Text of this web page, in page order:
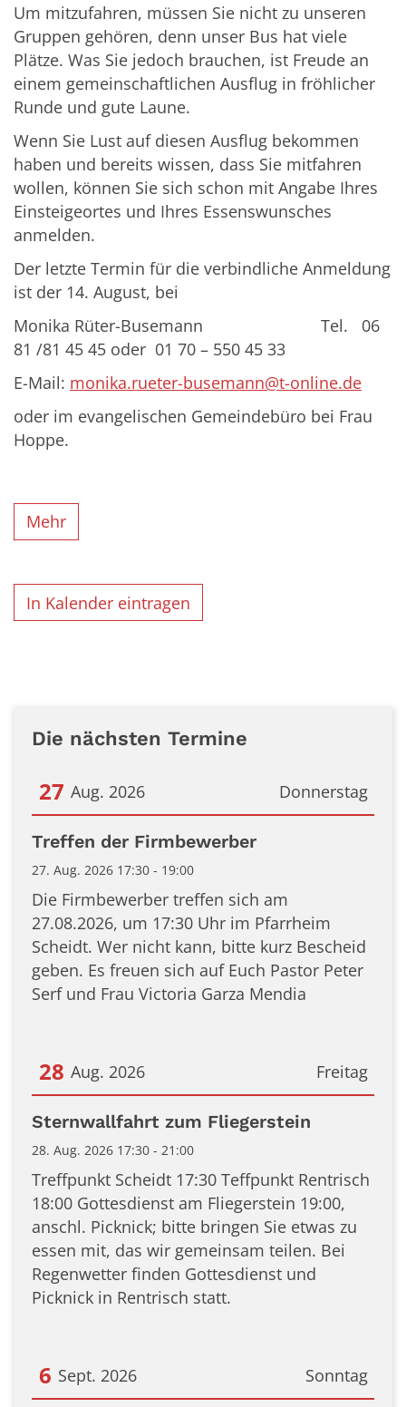
Um mitzufahren, müssen Sie nicht zu unseren
Gruppen gehören, denn unser Bus hat viele
Plätze. Was Sie jedoch brauchen, ist Freude an
einem gemeinschaftlichen Ausflug in fröhlicher
Runde und gute Laune.
Wenn Sie Lust auf diesen Ausflug bekommen
haben und bereits wissen, dass Sie mitfahren
wollen, können Sie sich schon mit Angabe Ihres
Einsteigeortes und Ihres Essenswunsches
anmelden.
Der letzte Termin für die verbindliche Anmeldung
ist der 14. August, bei
Monika Rüter-Busemann Tel. 06
81 /81 45 45 oder 01 70 – 550 45 33
E-Mail: monika.rueter-busemann@t-online.de
oder im evangelischen Gemeindebüro bei Frau
Hoppe.
Mehr
In Kalender eintragen
Die nächsten Termine
Donnerstag
27 Aug. 2026
Datum: 27. August 2026
Treffen der Firmbewerber
27. Aug. 2026 17:30 - 19:00
Die Firmbewerber treffen sich am
27.08.2026, um 17:30 Uhr im Pfarrheim
Scheidt. Wer nicht kann, bitte kurz Bescheid
geben. Es freuen sich auf Euch Pastor Peter
Serf und Frau Victoria Garza Mendia
Freitag
28 Aug. 2026
Datum: 28. August 2026
Sternwallfahrt zum Fliegerstein
28. Aug. 2026 17:30 - 21:00
Treffpunkt Scheidt 17:30 Teffpunkt Rentrisch
18:00 Gottesdienst am Fliegerstein 19:00,
anschl. Picknick; bitte bringen Sie etwas zu
essen mit, das wir gemeinsam teilen. Bei
Regenwetter finden Gottesdienst und
Picknick in Rentrisch statt.
Sonntag
6 Sept. 2026